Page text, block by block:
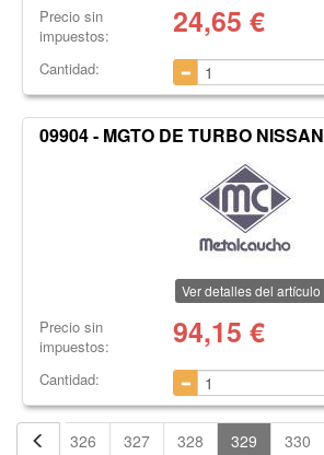
Precio sin
impuestos:
24,65 €
Cantidad:
09904 - MGTO DE TURBO NISSAN
Ver detalles del artículo
Precio sin
impuestos:
94,15 €
Cantidad:
325 326 327 328 329 330